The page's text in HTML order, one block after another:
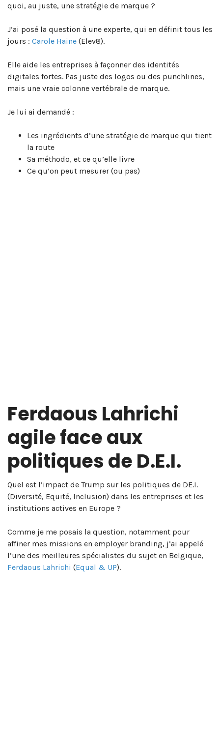
quoi, au juste, une stratégie de marque ?
J’ai posé la question à une experte, qui en définit tous les
jours : Carole Haine (Elev8).
Elle aide les entreprises à façonner des identités
digitales fortes. Pas juste des logos ou des punchlines,
mais une vraie colonne vertébrale de marque.
Je lui ai demandé :
Les ingrédients d’une stratégie de marque qui tient
la route
Sa méthodo, et ce qu’elle livre
Ce qu’on peut mesurer (ou pas)
Ferdaous Lahrichi
agile face aux
politiques de D.E.I.
Quel est l’impact de Trump sur les politiques de DE.I.
(Diversité, Equité, Inclusion) dans les entreprises et les
institutions actives en Europe ?
Comme je me posais la question, notamment pour
affiner mes missions en employer branding, j’ai appelé
l’une des meilleures spécialistes du sujet en Belgique,
Ferdaous Lahrichi (Equal & UP).